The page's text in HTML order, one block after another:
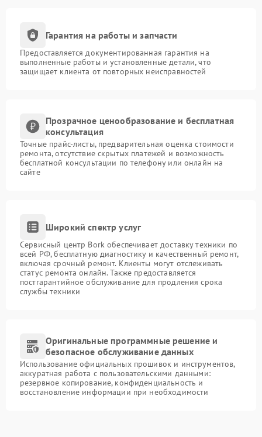
Гарантия на работы и запчасти
Предоставляется документированная гарантия на
выполненные работы и установленные детали, что
защищает клиента от повторных неисправностей
Прозрачное ценообразование и бесплатная
консультация
Точные прайс-листы, предварительная оценка стоимости
ремонта, отсутствие скрытых платежей и возможность
бесплатной консультации по телефону или онлайн на
сайте
Широкий спектр услуг
Сервисный центр Bork обеспечивает доставку техники по
всей РФ, бесплатную диагностику и качественный ремонт,
включая срочный ремонт. Клиенты могут отслеживать
статус ремонта онлайн. Также предоставляется
постгарантийное обслуживание для продления срока
службы техники
Оригинальные программные решение и
безопасное обслуживание данных
Использование официальных прошивок и инструментов,
аккуратная работа с пользовательскими данными:
резервное копирование, конфиденциальность и
восстановление информации при необходимости